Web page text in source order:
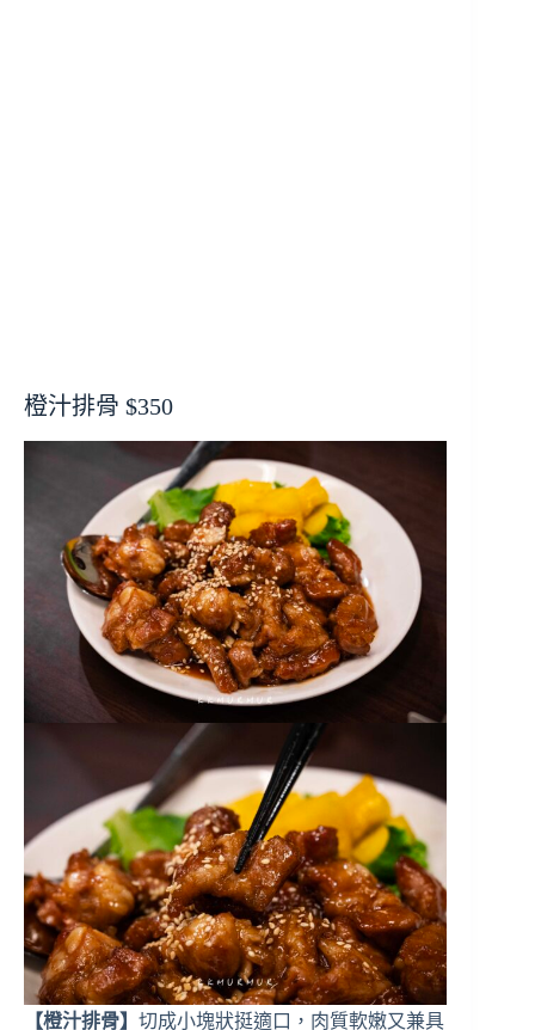
橙汁排骨 $350
【橙汁排骨】 切成小塊狀挺適口，肉質軟嫩又兼具